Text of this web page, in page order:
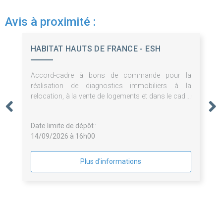
Avis à proximité :
HABITAT HAUTS DE FRANCE - ESH
Accord-cadre à bons de commande pour la
réalisation de diagnostics immobiliers à la
relocation, à la vente de logements et dans le cadre
Date limite de dépôt :
14/09/2026 à 16h00
Plus d'informations